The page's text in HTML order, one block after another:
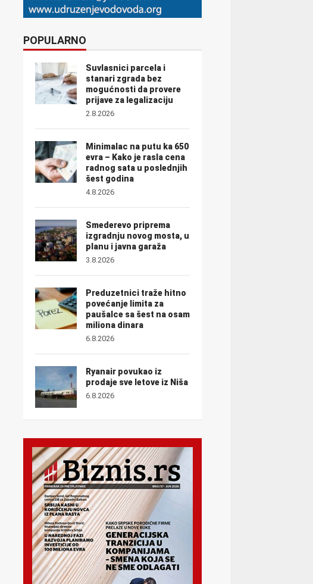
POPULARNO
Suvlasnici parcela i
stanari zgrada bez
mogućnosti da provere
prijave za legalizaciju
2.8.2026
Minimalac na putu ka 650
evra – Kako je rasla cena
radnog sata u poslednjih
šest godina
4.8.2026
Smederevo priprema
izgradnju novog mosta, u
planu i javna garaža
3.8.2026
Preduzetnici traže hitno
povećanje limita za
paušalce sa šest na osam
miliona dinara
6.8.2026
Ryanair povukao iz
prodaje sve letove iz Niša
6.8.2026